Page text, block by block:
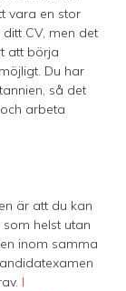
vara en stor
CV, men det
att börja
Du har
så det
arbeta
är att du kan
helst utan
inom samma
I